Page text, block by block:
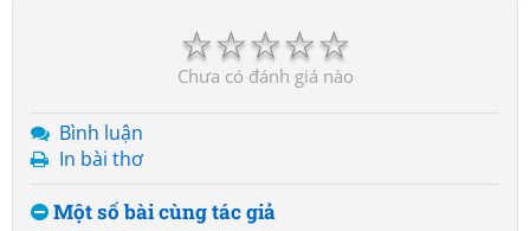
☆
☆
☆
☆
☆
Chưa có đánh giá nào
Bình luận
In bài thơ
Một số bài cùng tác giả